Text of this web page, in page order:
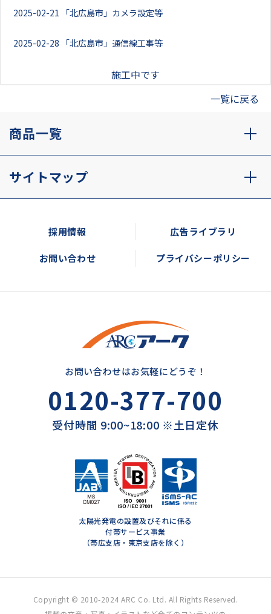
2025-02-21 「北広島市」カメラ設定等
2025-02-28 「北広島市」通信線工事等
施工中です
一覧に戻る
商品一覧
サイトマップ
採用情報 広告ライブラリ
お問い合わせ プライバシーポリシー
お問い合わせはお気軽にどうぞ！
0120-377-700
受付時間 9:00~18:00 ※土日定休
太陽光発電の設置及びそれに係る
付帯サービス事業
（帯広支店・東京支店を除く）
Copyright © 2010-2024 ARC Co. Ltd. All Rights Reserved.